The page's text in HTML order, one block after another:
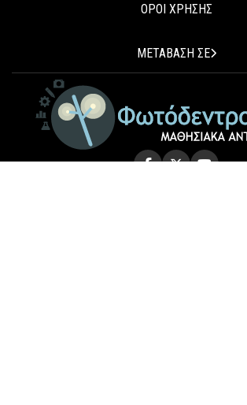
ΟΡΟΙ ΧΡΗΣΗΣ
ΜΕΤΑΒΑΣΗ ΣΕ